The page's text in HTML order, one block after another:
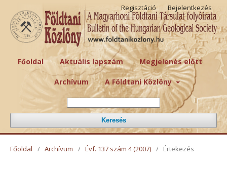
Főoldal Aktuális lapszám Megjelenés előtt
Archívum A Földtani Közlöny
Keresés
Regisztáció Bejelentkezés
Főoldal / Archívum / Évf. 137 szám 4 (2007) / Értekezés